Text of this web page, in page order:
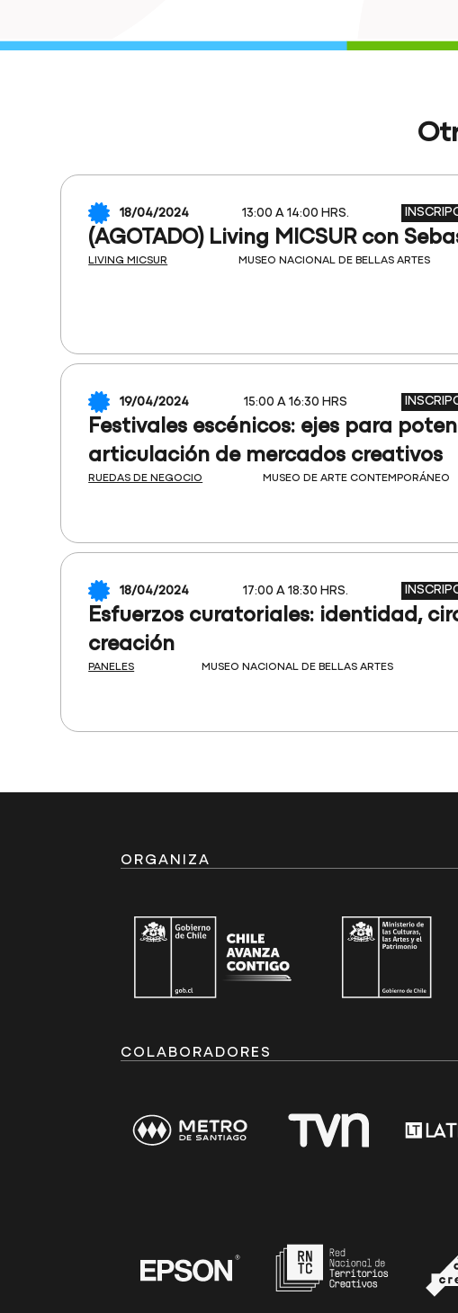
18/04/2024 13:00 A 14:00 HRS.
(AGOTADO) Living MICSUR con
LIVING MICSUR MUSEO NACIONAL DE BELLAS ARTES
19/04/2024 15:00 A 16:30 HRS
Festivales escénicos: ejes para
articulación de mercados creativos
RUEDAS DE NEGOCIO MUSEO DE ARTE CONTEMPORÁNEO
18/04/2024 17:00 A 18:30 HRS.
Esfuerzos curatoriales: identidad,
creación
PANELES MUSEO NACIONAL DE BELLAS ARTES
ORGANIZA
COLABORADORES